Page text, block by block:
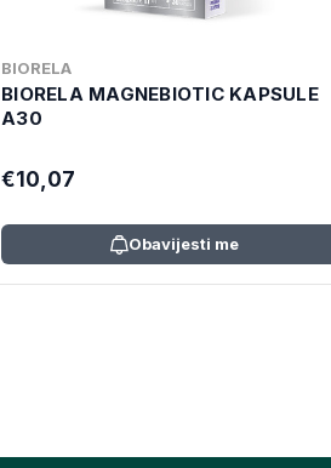
BIORELA
BIORELA MAGNEBIOTIC KAPSULE
A30
€10,07
Obavijesti me